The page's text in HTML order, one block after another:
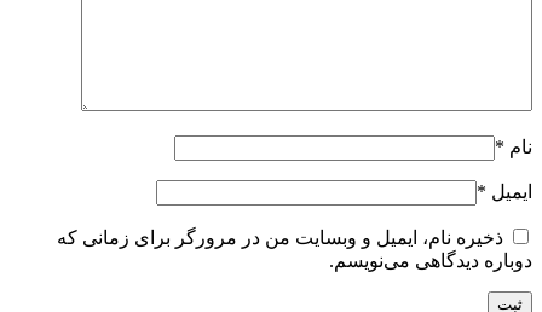
نام *
ایمیل *
ذخیره نام، ایمیل و وبسایت من در مرورگر برای زمانی که
دوباره دیدگاهی می‌نویسم.